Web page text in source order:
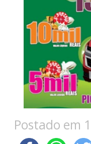
Postado em